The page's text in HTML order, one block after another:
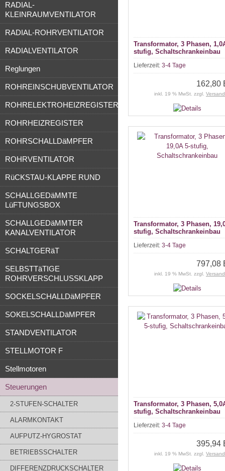
RADIAL-
KLEINRAUMVENTILATOR
RADIAL-ROHRVENTILATOR
RADIALVENTILATOR
Reglungen
ROHREINSCHUBVENTILATOR
ROHRELEKTROHEIZREGISTER
ROHRHEIZREGISTER
ROHRSCHALLDäMPFER
ROHRVENTILATOR
RüCKSTAU-KLAPPE RUND
SCHALLGEDäMMTE
LüFTUNGSBOX
SCHALLGEDäMMTER
KANALVENTILATOR
SCHALTGERäT
SELBSTTäTIGE
ROHRVERSCHLUSSKLAPP
SOCKELSCHALLDäMPFER
SOKELSCHALLDäMPFER
STANDVENTILATOR
STELLMOTOR F
Stellmotoren
Steuerungen
2-STUFEN-SCHALTER
ALARMKONTAKT
AUFPUTZ-HYGROSTAT
BETRIEBSSCHALTER
DIFFERENZDRUCKSCHALTER
Transformator, 3 Phasen,
stufig, Schaltschrankeinbau
Lieferzeit: 3-4 Tage
162,80
inkl. 19 % MwSt. zzgl.
Transformator, 3 Phasen,
stufig, Schaltschrankeinbau
Lieferzeit: 3-4 Tage
797,08
inkl. 19 % MwSt. zzgl.
Transformator, 3 Phasen,
stufig, Schaltschrankeinbau
Lieferzeit: 3-4 Tage
395,94
inkl. 19 % MwSt. zzgl.